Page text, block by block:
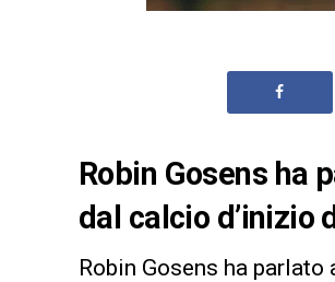
Robin Gosens ha
dal calcio d’inizio
Robin Gosens ha